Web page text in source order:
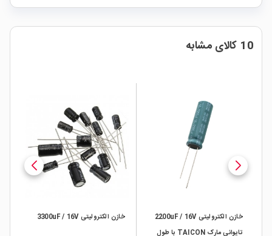
10 کالای مشابه
خازن الکترولیتی 2200uF / 16V
تایوانی مارک TAICON با طول
خازن الکترولیتی 3300uF / 16V